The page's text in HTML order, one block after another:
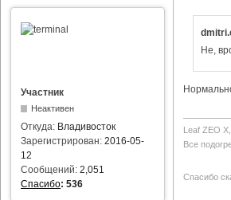
Участник
Неактивен
Откуда: Владивосток
Зарегистрирован: 2016-05-
12
Сообщений: 2,051
Спасибо: 536
Не,
Leaf ZEO
Все
Спасибо